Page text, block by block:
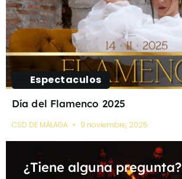
Espectaculos
Día del Flamenco 2025
CSD DE MÁLAGA 9 noviembre, 2025
¿Tiene alguna pregunta?